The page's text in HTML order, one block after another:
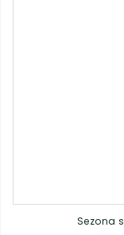
Sezona